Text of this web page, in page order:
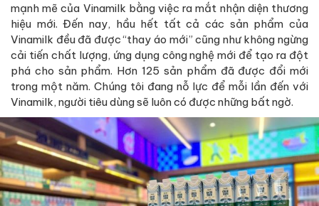
mạnh mẽ của Vinamilk bằng việc ra mắt nhận diện thương
hiệu mới. Đến nay, hầu hết tất cả các sản phẩm của
Vinamilk đều đã được “thay áo mới” cũng như không ngừng
cải tiến chất lượng, ứng dụng công nghệ mới để tạo ra đột
phá cho sản phẩm. Hơn 125 sản phẩm đã được đổi mới
trong một năm. Chúng tôi đang nỗ lực để mỗi lần đến với
Vinamilk, người tiêu dùng sẽ luôn có được những bất ngờ.